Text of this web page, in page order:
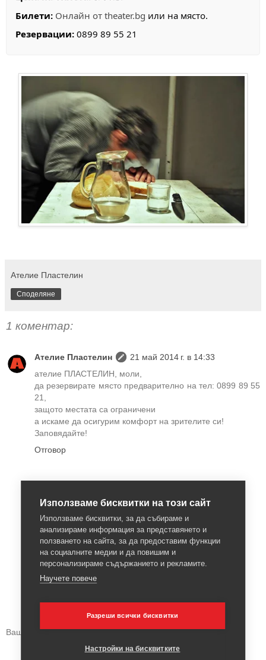
Билети: Онлайн от theater.bg или на място.
Резервации: 0899 89 55 21
Ателие Пластелин
Споделяне
1 коментар:
Ателие Пластелин
21 май 2014 г. в 14:33
ателие ПЛАСТЕЛИН, моли,
да резервирате място предварително на тел: 0899 89 55
21,
защото местата са ограничени
а искаме да осигурим комфорт на зрителите си!
Заповядайте!
Отговор
Вашето мнение:
Използваме бисквитки на този сайт
Използваме бисквитки, за да събираме и
анализираме информация за представянето и
ползването на сайта, за да предоставим функции
на социалните медии и да повишим и
персонализираме съдържанието и рекламите.
Научете повече
Разреши всички бисквитки
Настройки на бисквитките